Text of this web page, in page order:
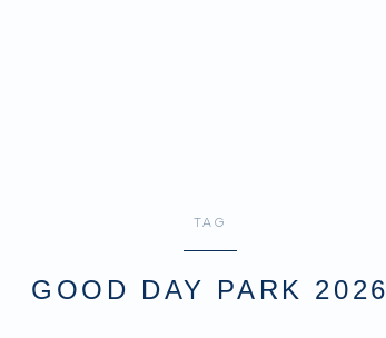
TAG
GOOD DAY PARK 2026